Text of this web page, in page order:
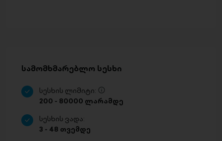
სამომხმარებლო სესხი
სესხის ლიმიტი:
200 - 80000 ლარამდე
სესხის ვადა:
3 - 48 თვემდე